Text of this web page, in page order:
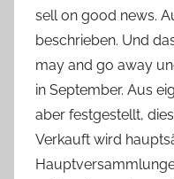
sell on good news.
beschrieben. Und
may and go away
in September. Aus
aber festgestellt,
Verkauft wird